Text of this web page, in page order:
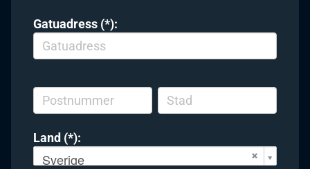
Gatuadress (*):
Land (*):
Sverige